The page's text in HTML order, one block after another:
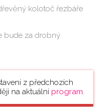
kolotoč řezbáře
bude za drobný
z předchozích
na aktuální program.